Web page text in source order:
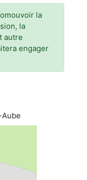
la
la
autre
engager